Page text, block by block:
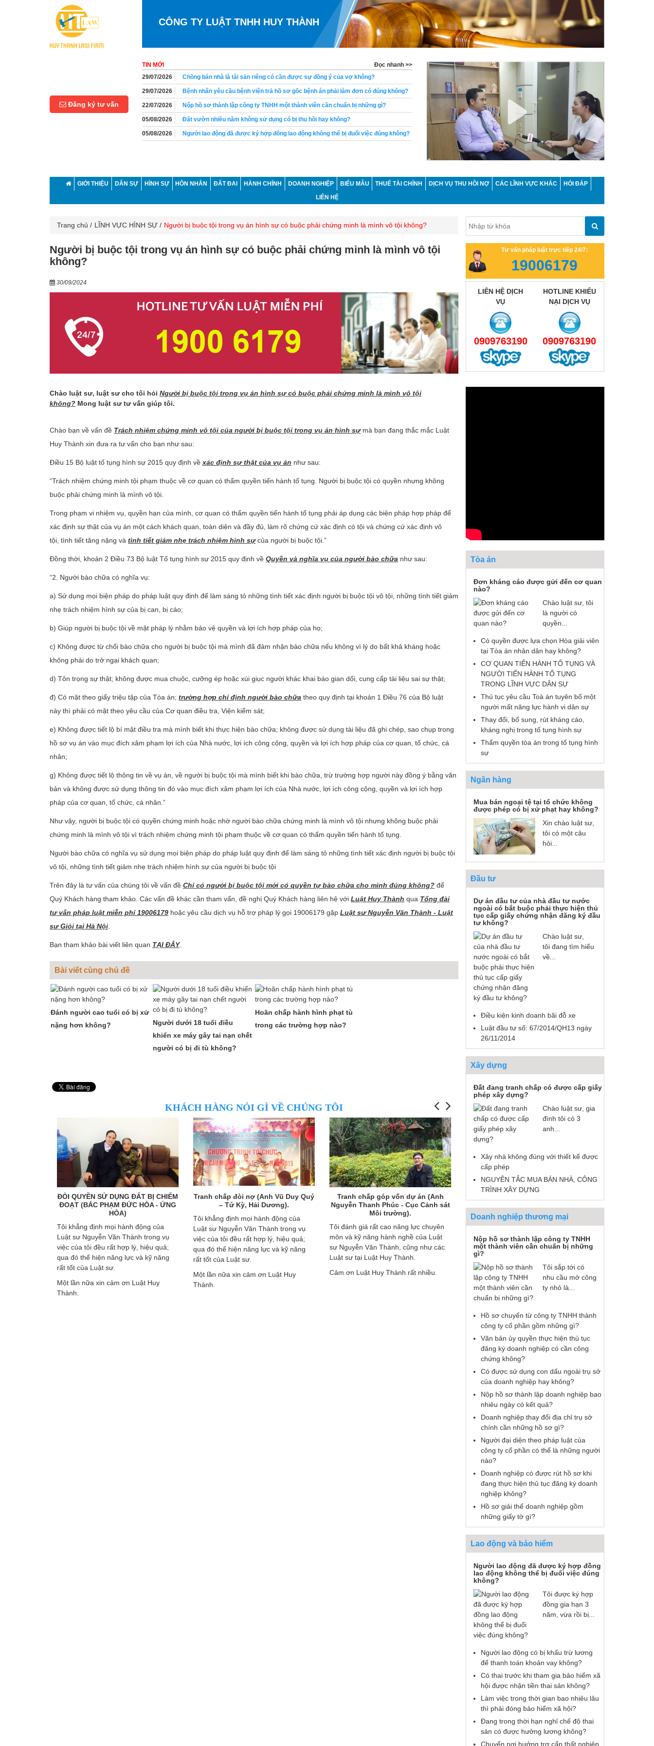
CÔNG TY LUẬT TNHH HUY THÀNH
Đăng ký tư vấn
TIN MỚI
Đọc nhanh >>
29/07/2026
Chồng bán nhà là tài sản riêng có cần được sự đồng ý của vợ không?
29/07/2026 Bệnh nhân yêu cầu bệnh viện trả hồ sơ gốc bệnh án phải làm đơn có đúng không?
22/07/2026 Nộp hồ sơ thành lập công ty TNHH một thành viên cần chuẩn bị những gì?
05/08/2026 Đất vườn nhiều năm không sử dụng có bị thu hồi hay không?
05/08/2026 Người lao động đã được ký hợp đồng lao động không thể bị đuổi việc đúng không?
01/08/2026 Có bắt buộc hòa giải tranh chấp đất đai tại UBND xã trước khi khởi kiện không?
Chồng có quyền yêu cầu ly hôn trong khi vợ đang mang thai không?
29/07/2026 Con nuôi và con đẻ có được kết hôn với nhau không?
GIỚI THIỆU DÂN SỰ HÌNH SỰ HÔN NHÂN ĐẤT ĐAI HÀNH CHÍNH DOANH NGHIỆP BIỂU MẪU THUẾ TÀI CHÍNH DỊCH VỤ THU HỒI NỢ CÁC LĨNH VỰC KHÁC
HỎI ĐÁP
LIÊN HỆ
Trang chủ LĨNH VỰC HÌNH SỰ Người bị buộc tội trong vụ án hình sự có buộc phải chứng minh là mình vô tội không?
Người bị buộc tội trong vụ án hình sự có buộc phải chứng minh là mình vô tội
không?
30/09/2024
Chào luật sư, luật sư cho tôi hỏi Người bị buộc tội trong vụ án hình sự có buộc phải chứng minh là mình vô tội
không? Mong luật sư tư vấn giúp tôi.
Chào bạn về vấn đề Trách nhiệm chứng minh vô tội của người bị buộc tội trong vụ án hình sựmà bạn đang thắc mắc Luật
Huy Thành xin đưa ra tư vấn cho bạn như sau:
Điều 15 Bộ luật tố tụng hình sự 2015 quy định vềxác định sự thật của vụ án như sau:
“Trách nhiệm chứng minh tội phạm thuộc về cơ quan có thẩm quyền tiến hành tố tụng. Người bị buộc tội có quyền nhưng không
buộc phải chứng minh là mình vô tội.
Trong phạm vi nhiệm vụ, quyền hạn của mình, cơ quan có thẩm quyền tiến hành tố tụng phải áp dụng các biện pháp hợp pháp để
xác định sự thật của vụ án một cách khách quan, toàn diện và đầy đủ, làm rõ chứng cứ xác định có tội và chứng cứ xác định vô
tội, tình tiết tăng nặng và tình tiết giảm nhẹ trách nhiệm hình sựcủa người bị buộc tội.”
Đồng thời, khoản 2 Điều 73 Bộ luật Tố tụng hình sự 2015 quy định về Quyền và nghĩa vụ của người bào chữa như sau:
“2. Người bào chữa có nghĩa vụ:
a) Sử dụng mọi biện pháp do pháp luật quy định để làm sáng tỏ những tình tiết xác định người bị buộc tội vô tội, những tình tiết giảm
nhẹ trách nhiệm hình sự của bị can, bị cáo;
b) Giúp người bị buộc tội về mặt pháp lý nhằm bảo vệ quyền và lợi ích hợp pháp của họ;
c) Không được từ chối bào chữa cho người bị buộc tội mà mình đã đảm nhận bào chữa nếu không vì lý do bất khả kháng hoặc
không phải do trở ngại khách quan;
d) Tôn trọng sự thật; không được mua chuộc, cưỡng ép hoặc xúi giục người khác khai báo gian dối, cung cấp tài liệu sai sự thật;
đ) Có mặt theo giấy triệu tập của Tòa án; trường hợp chỉ định người bào chữa theo quy định tại khoản 1 Điều 76 của Bộ luật
này thì phải có mặt theo yêu cầu của Cơ quan điều tra, Viện kiểm sát;
e) Không được tiết lộ bí mật điều tra mà mình biết khi thực hiện bào chữa; không được sử dụng tài liệu đã ghi chép, sao chụp trong
hồ sơ vụ án vào mục đích xâm phạm lợi ích của Nhà nước, lợi ích công cộng, quyền và lợi ích hợp pháp của cơ quan, tổ chức, cá
nhân;
g) Không được tiết lộ thông tin về vụ án, về người bị buộc tội mà mình biết khi bào chữa, trừ trường hợp người này đồng ý bằng văn
bản và không được sử dụng thông tin đó vào mục đích xâm phạm lợi ích của Nhà nước, lợi ích công cộng, quyền và lợi ích hợp
pháp của cơ quan, tổ chức, cá nhân.”
Như vậy, người bị buộc tội có quyền chứng minh hoặc nhờ người bào chữa chứng minh là mình vô tội nhưng không buộc phải
chứng minh là mình vô tội vì trách nhiệm chứng minh tội phạm thuộc về cơ quan có thẩm quyền tiến hành tố tụng.
Người bào chữa có nghĩa vụ sử dụng mọi biện pháp do pháp luật quy định để làm sáng tỏ những tình tiết xác định người bị buộc tội
vô tội, những tình tiết giảm nhẹ trách nhiệm hình sự của người bị buộc tội
Trên đây là tư vấn của chúng tôi về vấn đề Chỉ có người bị buộc tội mới có quyền tự bào chữa cho mình đúng không? để
Quý Khách hàng tham khảo. Các vấn đề khác cần tham vấn, đề nghị Quý Khách hàng liên hệ với Luật Huy Thành qua Tổng đài
tư vấn pháp luật miễn phí 19006179 hoặc yêu cầu dịch vụ hỗ trợ pháp lý gọi 19006179 gặp Luật sư Nguyễn Văn Thành - Luật
sư Giỏi tại Hà Nội.
Bạn tham khảo bài viết liên quan TẠI ĐÂY.
Bài viết cùng chủ đề
Đánh người cao tuổi có bị xử
nặng hơn không?
Người dưới 18 tuổi điều
khiển xe máy gây tai nạn chết
người có bị đi tù không?
Hoãn chấp hành hình phạt tù
trong các trường hợp nào?
KHÁCH HÀNG NÓI GÌ VỀ CHÚNG TÔI
ĐÒI QUYỀN SỬ DỤNG ĐẤT BỊ CHIẾM
ĐOẠT (BÁC PHẠM ĐỨC HÒA - ỨNG
HÒA)
Tôi khẳng định mọi hành động của
Luật sư Nguyễn Văn Thành trong vụ
việc của tôi đều rất hợp lý, hiệu quả;
qua đó thể hiện năng lực và kỹ năng
rất tốt của Luật sư.
Một lần nữa xin cảm ơn Luật Huy
Thành.
Tranh chấp đòi nợ (Anh Vũ Duy Quý
– Tứ Kỳ, Hải Dương).
Tôi khẳng định mọi hành động của
Luật sư Nguyễn Văn Thành trong vụ
việc của tôi đều rất hợp lý, hiệu quả;
qua đó thể hiện năng lực và kỹ năng
rất tốt của Luật sư.
Một lần nữa xin cảm ơn Luật Huy
Thành.
Tranh chấp góp vốn dự án (Anh
Nguyễn Thanh Phúc - Cục Cảnh sát
Môi trường).
Tôi đánh giá rất cao năng lực chuyên
môn và kỹ năng hành nghề của Luật
sư Nguyễn Văn Thành, cũng như các
Luật sư tại Luật Huy Thành.
Cảm ơn Luật Huy Thành rất nhiều.
Nội).
Luật Huy Thành đã tư vấn, hỗ trợ pháp
lý và bảo vệ được quyền lợi hợp pháp
cho tôi theo quy định.
Cảm ơn Luật Huy Thành rất nhiều.
Rất nhanh, tận
Tư vấn pháp luật trực tiếp 24/7:
19006179
LIÊN HỆ DỊCH
VỤ
0909763190
HOTLINE KHIẾU
NẠI DỊCH VỤ
0909763190
Tòa án
Đơn kháng cáo được gửi đến cơ quan
nào?
Chào luật sư, tôi
là người có
quyền...
Có quyền được lựa chọn Hòa giải viên
tại Tòa án nhân dân hay không?
CƠ QUAN TIẾN HÀNH TỐ TỤNG VÀ
NGƯỜI TIẾN HÀNH TỐ TỤNG
TRONG LĨNH VỰC DÂN SỰ
Thủ tục yêu cầu Toà án tuyên bố một
người mất năng lực hành vi dân sự
Thay đổi, bổ sung, rút kháng cáo,
kháng nghị trong tố tụng hình sự
Thẩm quyền tòa án trong tố tụng hình
sự
Ngân hàng
Mua bán ngoại tệ tại tổ chức không
được phép có bị xử phạt hay không?
Xin chào luật sư,
tôi có một câu
hỏi...
Đầu tư
Dự án đầu tư của nhà đầu tư nước
ngoài có bắt buộc phải thực hiện thủ
tục cấp giấy chứng nhận đăng ký đầu
tư không?
Chào luật sư,
tôi đang tìm hiểu
về...
Điều kiện kinh doanh bãi đỗ xe
Luật đầu tư số: 67/2014/QH13 ngày
26/11/2014
Xây dựng
Đất đang tranh chấp có được cấp giấy
phép xây dựng?
Chào luật sư, gia
đình tôi có 3
anh...
Xây nhà không đúng với thiết kế được
cấp phép
NGUYÊN TẮC MUA BÁN NHÀ, CÔNG
TRÌNH XÂY DỰNG
Doanh nghiệp thương mại
Nộp hồ sơ thành lập công ty TNHH
một thành viên cần chuẩn bị những
gì?
Tôi sắp tới có
nhu cầu mở công
ty nhỏ là...
Hồ sơ chuyển từ công ty TNHH thành
công ty cổ phần gồm những gì?
Văn bản ủy quyền thực hiện thủ tục
đăng ký doanh nghiệp có cần công
chứng không?
Có được sử dụng con dấu ngoài trụ sở
của doanh nghiệp hay không?
Nộp hồ sơ thành lập doanh nghiệp bao
nhiêu ngày có kết quả?
Doanh nghiệp thay đổi địa chỉ trụ sở
chính cần những hồ sơ gì?
Người đại diện theo pháp luật của
công ty cổ phần có thể là những người
nào?
Doanh nghiệp có được rút hồ sơ khi
đang thực hiện thủ tục đăng ký doanh
nghiệp không?
Hồ sơ giải thể doanh nghiệp gồm
những giấy tờ gì?
Lao động và bảo hiểm
Người lao động đã được ký hợp đồng
lao động không thể bị đuổi việc đúng
không?
Tôi được ký hợp
đồng gia hạn 3
năm, vừa rồi bị...
Người lao động có bị khấu trừ lương
để thanh toán khoản vay không?
Có thai trước khi tham gia bảo hiểm xã
hội được nhận tiền thai sản không?
Làm việc trong thời gian bao nhiêu lâu
thì phải đóng bảo hiểm xã hội?
Đang trong thời hạn nghỉ chế độ thai
sản có được hưởng lương không?
Chuyển nơi hưởng trợ cấp thất nghiệp